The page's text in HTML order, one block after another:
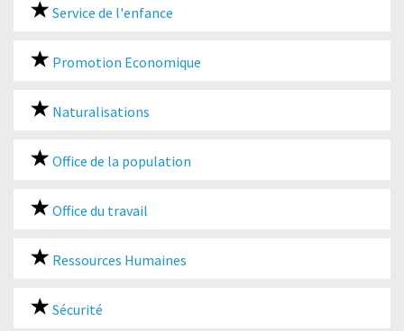
Service de l'enfance
Promotion Economique
Naturalisations
Office de la population
Office du travail
Ressources Humaines
Sécurité